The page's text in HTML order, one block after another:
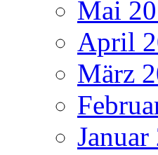
Mai
April
März
Januar